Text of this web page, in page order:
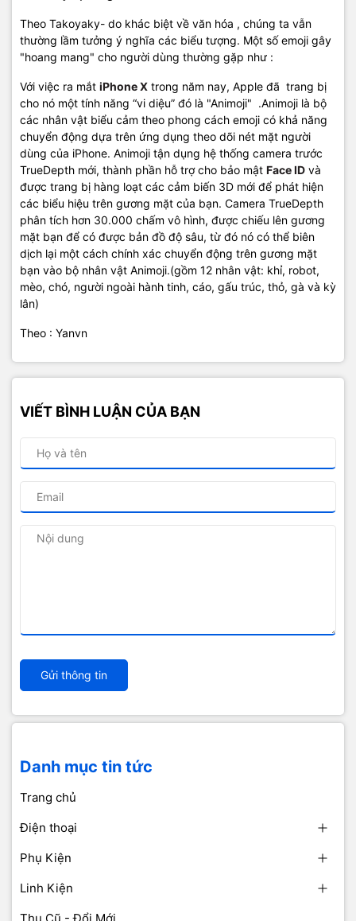
Theo Takoyaky- do khác biệt về văn hóa , chúng ta vẫn
thường lầm tưởng ý nghĩa các biểu tượng. Một số emoji gây
"hoang mang" cho người dùng thường gặp như :
Với việc ra mắt iPhone X trong năm nay, Apple đã trang bị
cho nó một tính năng “vi diệu” đó là "Animoji" .Animoji là bộ
các nhân vật biểu cảm theo phong cách emoji có khả năng
chuyển động dựa trên ứng dụng theo dõi nét mặt người
dùng của iPhone. Animoji tận dụng hệ thống camera trước
TrueDepth mới, thành phần hỗ trợ cho bảo mật Face ID và
được trang bị hàng loạt các cảm biến 3D mới để phát hiện
các biểu hiệu trên gương mặt của bạn. Camera TrueDepth
phân tích hơn 30.000 chấm vô hình, được chiếu lên gương
mặt bạn để có được bản đồ độ sâu, từ đó nó có thể biên
dịch lại một cách chính xác chuyển động trên gương mặt
bạn vào bộ nhân vật Animoji.(gồm 12 nhân vật: khỉ, robot,
mèo, chó, người ngoài hành tinh, cáo, gấu trúc, thỏ, gà và kỳ
lân)
Theo : Yanvn
VIẾT BÌNH LUẬN CỦA BẠN
Gửi thông tin
Danh mục tin tức
Trang chủ
Điện thoại
Phụ Kiện
Linh Kiện